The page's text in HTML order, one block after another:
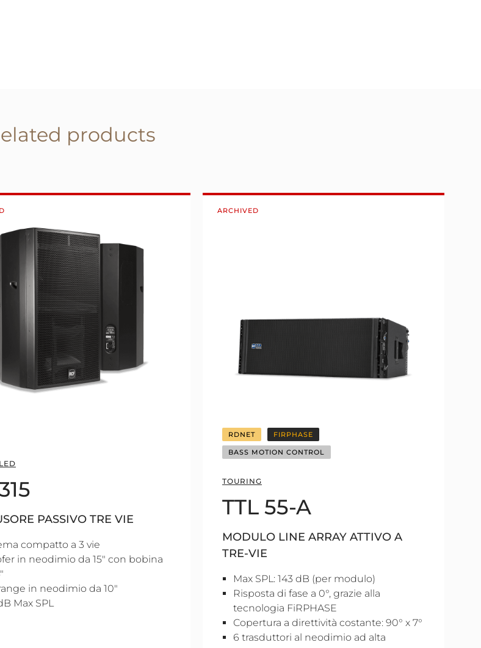
products
PASSIVO TRE VIE
compatto a 3 vie
in neodimio da 15" con bobina
in neodimio da 10"
Max SPL
ARCHIVED
RDNET FIRPHASE
BASS MOTION CONTROL
TOURING
TTL 55-A
MODULO LINE ARRAY ATTIVO A
TRE-VIE
Max SPL: 143 dB (per modulo)
Risposta di fase a 0°, grazie alla
tecnologia FiRPHASE
Copertura a direttività costante: 90° x 7°
6 trasduttori al neodimio ad alta